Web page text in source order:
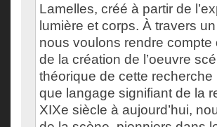
Lamelles, créé à partir de
lumière et corps. À travers
nous voulons rendre compte
de la création de l’oeuvre
théorique de cette recherche
que langage signifiant de la
XIXe siècle à aujourd’hui,